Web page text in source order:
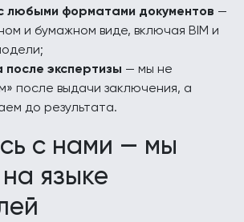
любыми форматами документов —
и бумажном виде, включая BIM и
экспертизы — мы не
после выдачи заключения, а
до результата.
с нами — мы
языке